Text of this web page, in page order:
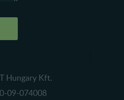
Hungary Kft.
09-074008